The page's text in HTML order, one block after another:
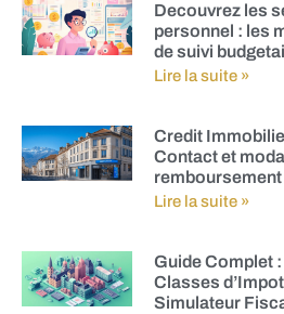
Decouvrez les
personnel : les
de suivi
Lire la suite »
Credit
Contact et
Lire la suite »
Guide Complet
Classes
Simulateur